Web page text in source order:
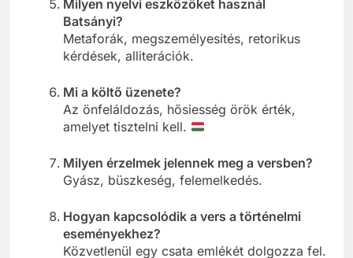
Milyen nyelvi eszközöket használ
Batsányi?
Metaforák, megszemélyesítés, retorikus
kérdések, alliterációk.
Mi a költő üzenete?
Az önfeláldozás, hősiesség örök érték,
amelyet tisztelni kell.
Milyen érzelmek jelennek meg a versben?
Gyász, büszkeség, felemelkedés.
Hogyan kapcsolódik a vers a történelmi
eseményekhez?
Közvetlenül egy csata emlékét dolgozza fel.